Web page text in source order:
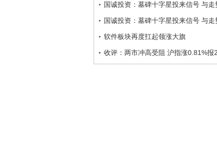
国诚投资：墓碑十字星投来信号 与
国诚投资：墓碑十字星投来信号 与
软件板块再度扛起领涨大旗
收评：两市冲高受阻 沪指涨0.81%报